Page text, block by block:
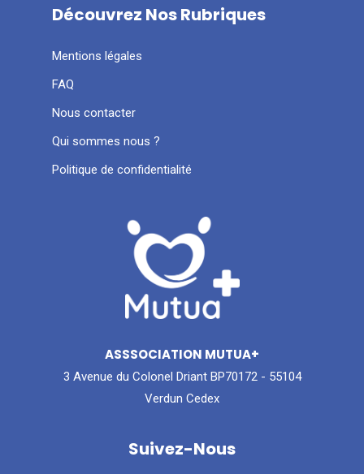
Découvrez Nos Rubriques
Mentions légales
FAQ
Nous contacter
Qui sommes nous ?
Politique de confidentialité
ASSSOCIATION MUTUA+
3 Avenue du Colonel Driant BP70172 - 55104
Verdun Cedex
Suivez-Nous